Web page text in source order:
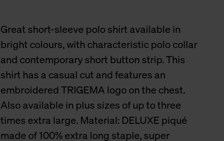
Great short-sleeve polo shirt available in
bright colours, with characteristic polo collar
and contemporary short button strip. This
shirt has a casual cut and features an
embroidered TRIGEMA logo on the chest.
Also available in plus sizes of up to three
times extra large. Material: DELUXE piqué
made of 100% extra long staple, super